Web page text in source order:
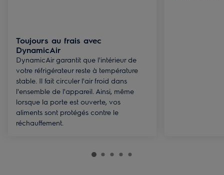
Toujours au frais avec
DynamicAir
DynamicAir garantit que l'intérieur de
votre réfrigérateur reste à température
stable. Il fait circuler l'air froid dans
l'ensemble de l'appareil. Ainsi, même
lorsque la porte est ouverte, vos
aliments sont protégés contre le
réchauffement.